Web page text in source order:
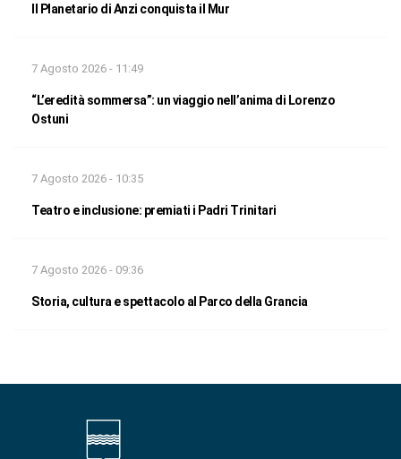
Il Planetario di Anzi conquista il Mur
7 Agosto 2026 - 11:49
“L’eredità sommersa”: un viaggio nell’anima di Lorenzo
Ostuni
7 Agosto 2026 - 10:35
Teatro e inclusione: premiati i Padri Trinitari
7 Agosto 2026 - 09:36
Storia, cultura e spettacolo al Parco della Grancia